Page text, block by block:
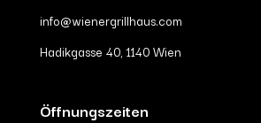
info@wienergrillhaus.com
Hadikgasse 40, 1140 Wien
Öffnungszeiten